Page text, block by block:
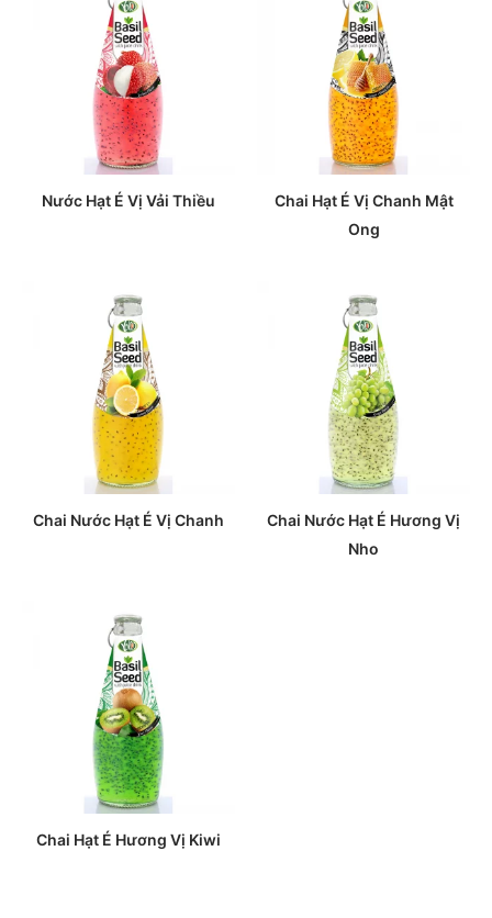
Nước Hạt É Vị Vải Thiều
Chai Hạt É Vị Chanh Mật
Ong
Chai Nước Hạt É Vị Chanh
Chai Nước Hạt É Hương Vị
Nho
Chai Hạt É Hương Vị Kiwi